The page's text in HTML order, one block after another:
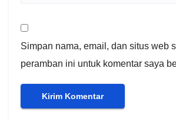
Simpan nama, email, dan situs web
peramban ini untuk komentar saya